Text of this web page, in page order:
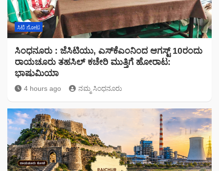
ಸಿಟಿ ನೋಟ
ಸಿಂಧನೂರು : ಜೆಸಿಟಿಯು, ಎಸ್‌ಕೆಎಂನಿಂದ ಆಗಸ್ಟ್ 10ರಂದು
ರಾಯಚೂರು ತಹಸಿಲ್ ಕಚೇರಿ ಮುತ್ತಿಗೆ ಹೋರಾಟ:
ಭಾಷುಮಿಯಾ
4 hours ago ನಮ್ಮ ಸಿಂಧನೂರು